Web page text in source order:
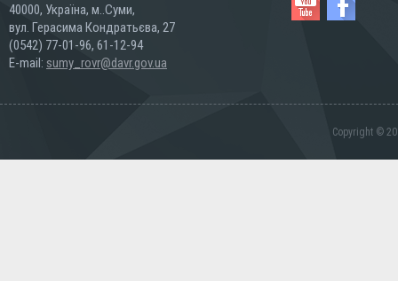
40000, Україна, м..Суми,
вул. Герасима Кондратьєва, 27
(0542) 77-01-96, 61-12-94
E-mail: sumy_rovr@davr.gov.ua
Copyright ©